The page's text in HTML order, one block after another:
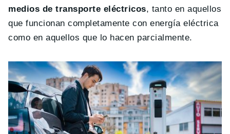
medios de transporte eléctricos, tanto en aquellos
que funcionan completamente con energía eléctrica
como en aquellos que lo hacen parcialmente.